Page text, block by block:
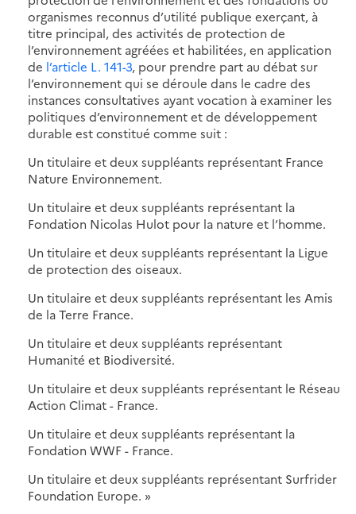
organismes reconnus d’utilité publique exerçant, à
titre principal, des activités de protection de
l’environnement agréées et habilitées, en application
de l’article L. 141-3, pour prendre part au débat sur
l’environnement qui se déroule dans le cadre des
instances consultatives ayant vocation à examiner les
politiques d’environnement et de développement
durable est constitué comme suit :
Un titulaire et deux suppléants représentant France
Nature Environnement.
Un titulaire et deux suppléants représentant la
Fondation Nicolas Hulot pour la nature et l’homme.
Un titulaire et deux suppléants représentant la Ligue
de protection des oiseaux.
Un titulaire et deux suppléants représentant les Amis
de la Terre France.
Un titulaire et deux suppléants représentant
Humanité et Biodiversité.
Un titulaire et deux suppléants représentant le Réseau
Action Climat - France.
Un titulaire et deux suppléants représentant la
Fondation WWF - France.
Un titulaire et deux suppléants représentant Surfrider
Foundation Europe. »